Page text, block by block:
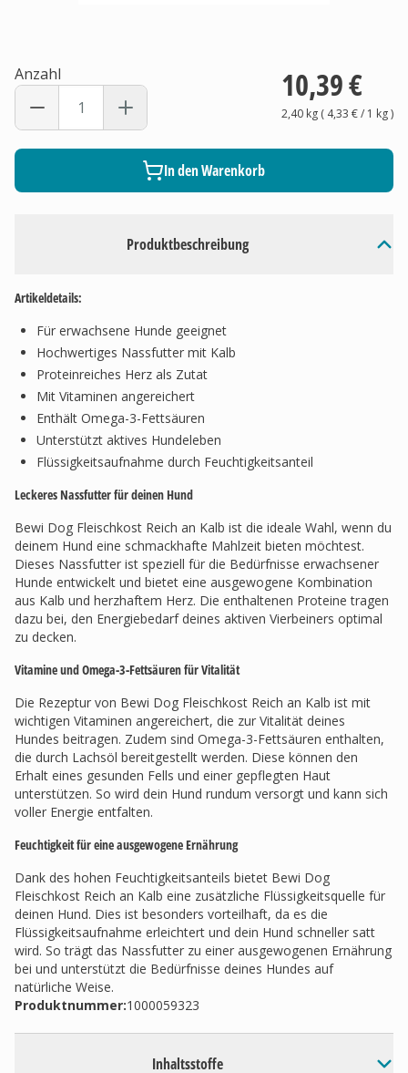
Produktbeschreibung
Artikeldetails:
Für erwachsene Hunde geeignet
Hochwertiges Nassfutter mit Kalb
Proteinreiches Herz als Zutat
Mit Vitaminen angereichert
Enthält Omega-3-Fettsäuren
Unterstützt aktives Hundeleben
Flüssigkeitsaufnahme durch Feuchtigkeitsanteil
Leckeres Nassfutter für deinen Hund
Bewi Dog Fleischkost Reich an Kalb ist die ideale Wahl, wenn du
deinem Hund eine schmackhafte Mahlzeit bieten möchtest.
Dieses Nassfutter ist speziell für die Bedürfnisse erwachsener
Hunde entwickelt und bietet eine ausgewogene Kombination
aus Kalb und herzhaftem Herz. Die enthaltenen Proteine tragen
dazu bei, den Energiebedarf deines aktiven Vierbeiners optimal
zu decken.
Vitamine und Omega-3-Fettsäuren für Vitalität
Die Rezeptur von Bewi Dog Fleischkost Reich an Kalb ist mit
wichtigen Vitaminen angereichert, die zur Vitalität deines
Hundes beitragen. Zudem sind Omega-3-Fettsäuren enthalten,
die durch Lachsöl bereitgestellt werden. Diese können den
Erhalt eines gesunden Fells und einer gepflegten Haut
unterstützen. So wird dein Hund rundum versorgt und kann sich
voller Energie entfalten.
Feuchtigkeit für eine ausgewogene Ernährung
Dank des hohen Feuchtigkeitsanteils bietet Bewi Dog
Fleischkost Reich an Kalb eine zusätzliche Flüssigkeitsquelle für
deinen Hund. Dies ist besonders vorteilhaft, da es die
Flüssigkeitsaufnahme erleichtert und dein Hund schneller satt
wird. So trägt das Nassfutter zu einer ausgewogenen Ernährung
bei und unterstützt die Bedürfnisse deines Hundes auf
natürliche Weise.
Produktnummer:1000059323
Inhaltsstoffe
Anzahl 10,39 €
2,40 kg( 4,33 €/ 1 kg)
In den Warenkorb